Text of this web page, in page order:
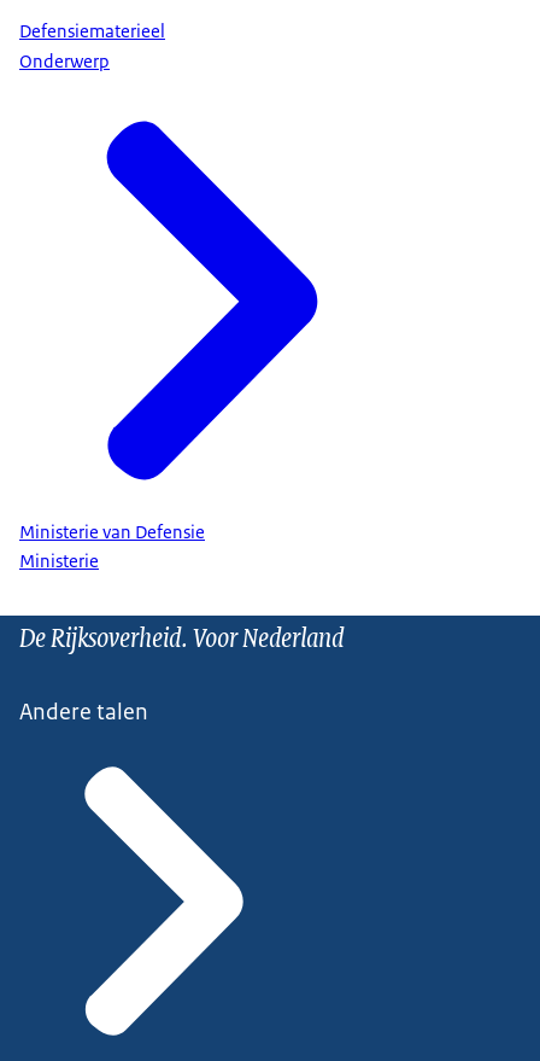
Defensiematerieel
Onderwerp
Ministerie van Defensie
Ministerie
De Rijksoverheid. Voor Nederland
Andere talen